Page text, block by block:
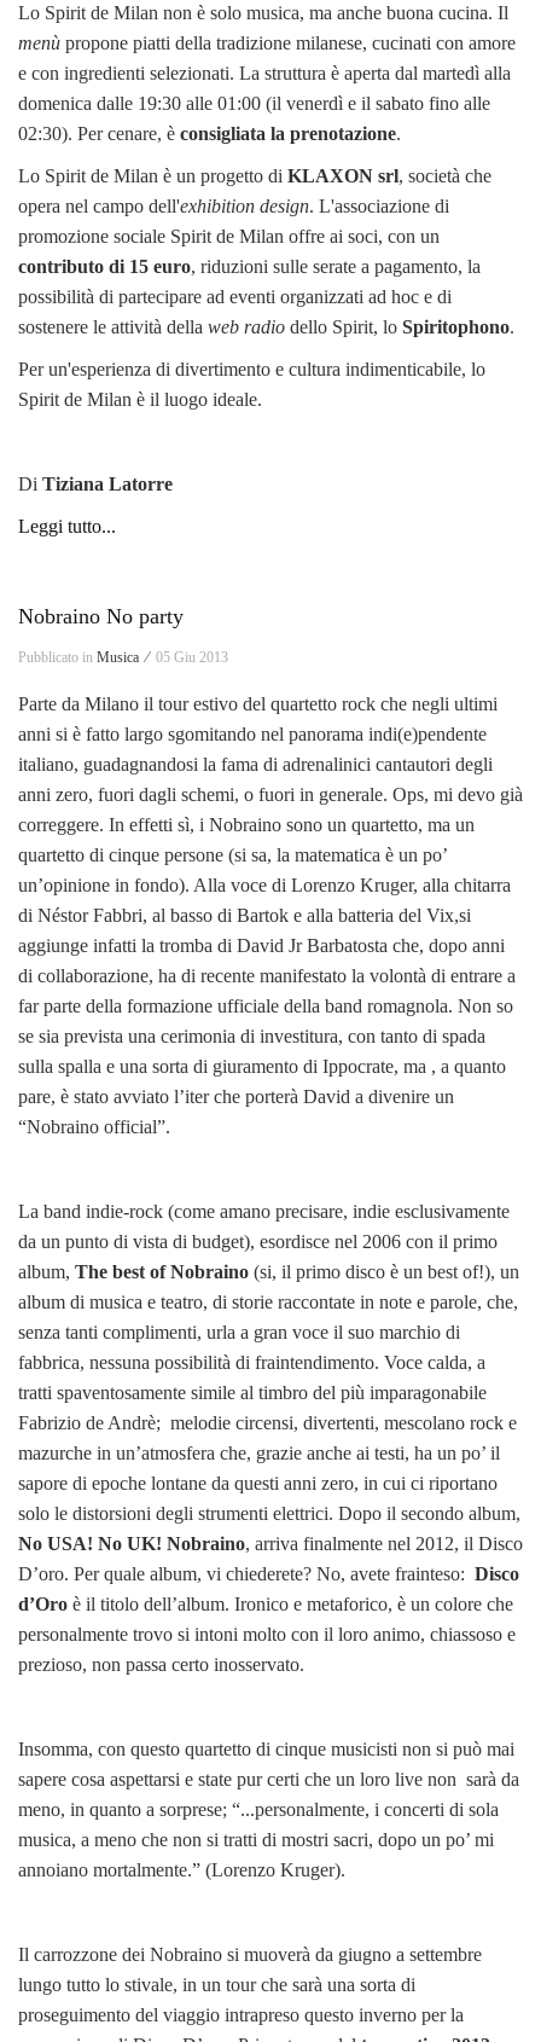
Lo Spirit de Milan non è solo musica, ma anche buona cucina. Il
menù propone piatti della tradizione milanese, cucinati con amore
e con ingredienti selezionati. La struttura è aperta dal martedì alla
domenica dalle 19:30 alle 01:00 (il venerdì e il sabato fino alle
02:30). Per cenare, è consigliata la prenotazione.
Lo Spirit de Milan è un progetto di KLAXON srl, società che
opera nel campo dell'exhibition design. L'associazione di
promozione sociale Spirit de Milan offre ai soci, con un
contributo di 15 euro, riduzioni sulle serate a pagamento, la
possibilità di partecipare ad eventi organizzati ad hoc e di
sostenere le attività della web radio dello Spirit, lo Spiritophono.
Per un'esperienza di divertimento e cultura indimenticabile, lo
Spirit de Milan è il luogo ideale.
Di Tiziana Latorre
Leggi tutto...
Nobraino No party
Pubblicato in Musica ⁄ 05 Giu 2013
Parte da Milano il tour estivo del quartetto rock che negli ultimi
anni si è fatto largo sgomitando nel panorama indi(e)pendente
italiano, guadagnandosi la fama di adrenalinici cantautori degli
anni zero, fuori dagli schemi, o fuori in generale. Ops, mi devo già
correggere. In effetti sì, i Nobraino sono un quartetto, ma un
quartetto di cinque persone (si sa, la matematica è un po’
un’opinione in fondo). Alla voce di Lorenzo Kruger, alla chitarra
di Néstor Fabbri, al basso di Bartok e alla batteria del Vix,si
aggiunge infatti la tromba di David Jr Barbatosta che, dopo anni
di collaborazione, ha di recente manifestato la volontà di entrare a
far parte della formazione ufficiale della band romagnola. Non so
se sia prevista una cerimonia di investitura, con tanto di spada
sulla spalla e una sorta di giuramento di Ippocrate, ma , a quanto
pare, è stato avviato l’iter che porterà David a divenire un
“Nobraino official”.
La band indie-rock (come amano precisare, indie esclusivamente
da un punto di vista di budget), esordisce nel 2006 con il primo
album, The best of Nobraino (si, il primo disco è un best of!), un
album di musica e teatro, di storie raccontate in note e parole, che,
senza tanti complimenti, urla a gran voce il suo marchio di
fabbrica, nessuna possibilità di fraintendimento. Voce calda, a
tratti spaventosamente simile al timbro del più imparagonabile
Fabrizio de Andrè; melodie circensi, divertenti, mescolano rock e
mazurche in un’atmosfera che, grazie anche ai testi, ha un po’ il
sapore di epoche lontane da questi anni zero, in cui ci riportano
solo le distorsioni degli strumenti elettrici. Dopo il secondo album,
No USA! No UK! Nobraino, arriva finalmente nel 2012, il Disco
D’oro. Per quale album, vi chiederete? No, avete frainteso: Disco
d’Oro è il titolo dell’album. Ironico e metaforico, è un colore che
personalmente trovo si intoni molto con il loro animo, chiassoso e
prezioso, non passa certo inosservato.
Insomma, con questo quartetto di cinque musicisti non si può mai
sapere cosa aspettarsi e state pur certi che un loro live non sarà da
meno, in quanto a sorprese; “...personalmente, i concerti di sola
musica, a meno che non si tratti di mostri sacri, dopo un po’ mi
annoiano mortalmente.” (Lorenzo Kruger).
Il carrozzone dei Nobraino si muoverà da giugno a settembre
lungo tutto lo stivale, in un tour che sarà una sorta di
proseguimento del viaggio intrapreso questo inverno per la